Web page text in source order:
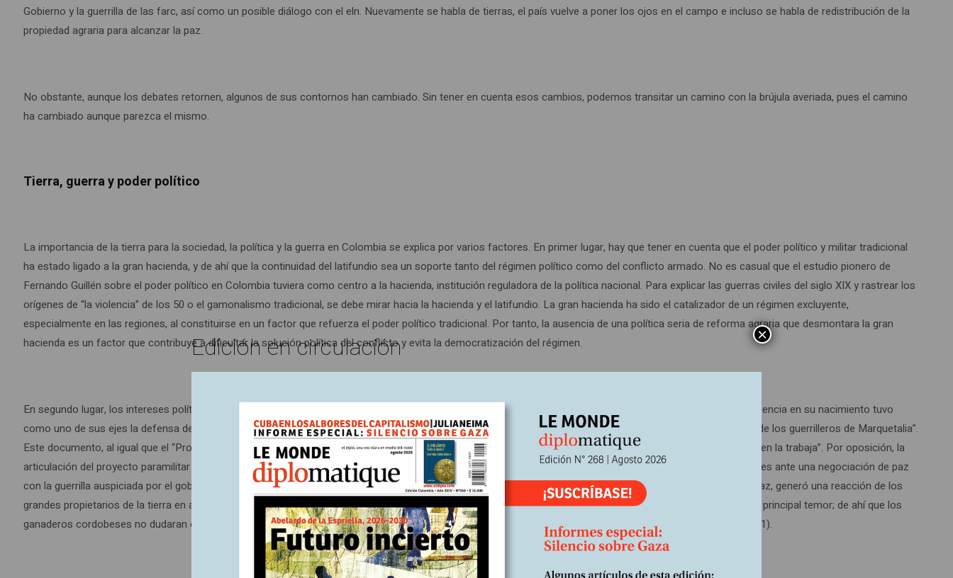
Gobierno y la guerrilla de las farc, así como un posible diálogo con el eln. Nuevamente se habla de tierras, el país vuelve a poner los ojos en el campo e incluso se habla de redistribución de la
propiedad agraria para alcanzar la paz.
No obstante, aunque los debates retornen, algunos de sus contornos han cambiado. Sin tener en cuenta esos cambios, podemos transitar un camino con la brújula averiada, pues el camino
ha cambiado aunque parezca el mismo.
Tierra, guerra y poder político
La importancia de la tierra para la sociedad, la política y la guerra en Colombia se explica por varios factores. En primer lugar, hay que tener en cuenta que el poder político y militar tradicional
ha estado ligado a la gran hacienda, y de ahí que la continuidad del latifundio sea un soporte tanto del régimen político como del conflicto armado. No es casual que el estudio pionero de
Fernando Guillén sobre el poder político en Colombia tuviera como centro a la hacienda, institución reguladora de la política nacional. Para explicar las guerras civiles del siglo XIX y rastrear los
orígenes de “la violencia” de los 50 o el gamonalismo tradicional, se debe mirar hacia la hacienda y el latifundio. La gran hacienda ha sido el catalizador de un régimen excluyente,
especialmente en las regiones, al constituirse en un factor que refuerza el poder político tradicional. Por tanto, la ausencia de una política seria de reforma agraria que desmontara la gran
hacienda es un factor que contribuye a dificultar la solución política del conflicto y evita la democratización del régimen.
En segundo lugar, los intereses políticos de los actores del conflicto armado han estado ligados a la propiedad de la tierra. La plataforma agitada por la insurgencia en su nacimiento tuvo
como uno de sus ejes la defensa del campesinado y la exigencia de una reforma agraria. El primer manifiesto político de las farc se llamó “Programa agrario de los guerrilleros de Marquetalia”.
Este documento, al igual que el “Programa de Simacota”, del ELN, proclamaba como objetivo una revolución agraria, basada en la proclama “La tierra para quien la trabaja”. Por oposición, la
articulación del proyecto paramilitar a comienzos de los años 80 se puede explicar como una reacción de sectores ganaderos, terratenientes y narcotraficantes ante una negociación de paz
con la guerrilla auspiciada por el gobierno Betancur. De acuerdo con Mauricio Romero, la posibilidad de políticas reformistas, resultado de la negociación de paz, generó una reacción de los
grandes propietarios de la tierra en algunas regiones, lo que desembocó en la promoción del paramilitarismo. La redistribución de la tierra se constituyó en su principal temor; de ahí que los
ganaderos cordobeses no dudaran en rechazar las negociaciones que, según ellos, buscaban “imponer la reforma agraria y hundir los campos en la miseria” (1).
Edición en circulación ×